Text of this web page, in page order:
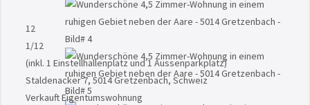
12
1/12
(inkl. 1 Einstellhallenplatz und 1 Aussenparkplatz)
Staldenacker 7, 5014 Gretzenbach, Schweiz
VerkauftEigentumswohnung